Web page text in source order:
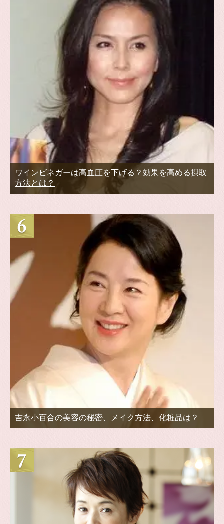
ワインビネガーは高血圧を下げる？効果を高める摂取
方法とは？
吉永小百合の美容の秘密、メイク方法、化粧品は？